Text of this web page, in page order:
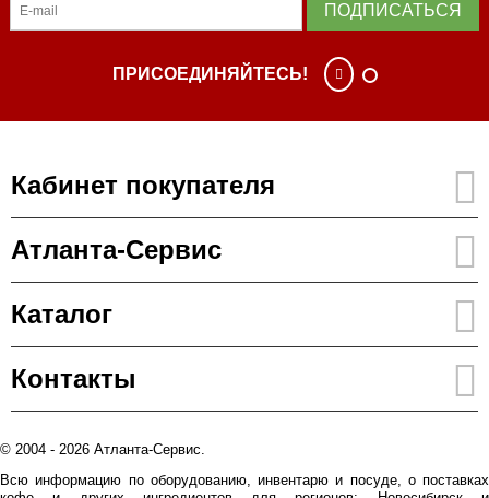
ПОДПИСАТЬСЯ
ПРИСОЕДИНЯЙТЕСЬ!
Кабинет покупателя
Атланта-Сервис
Каталог
Контакты
© 2004 - 2026 Атланта-Сервис.
Всю информацию по оборудованию, инвентарю и посуде, о поставках